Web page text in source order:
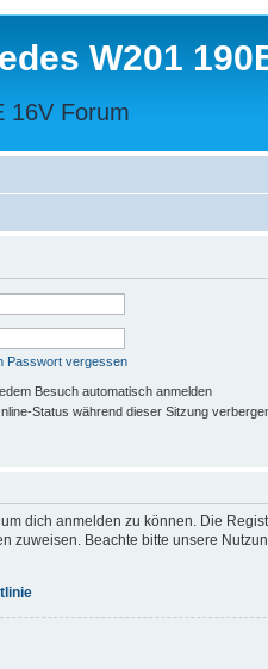
W201
16V Forum
Passwort vergessen
Besuch automatisch anmelden
Status während dieser Sitzung
dich anmelden zu können. Die
zuweisen. Beachte bitte unsere